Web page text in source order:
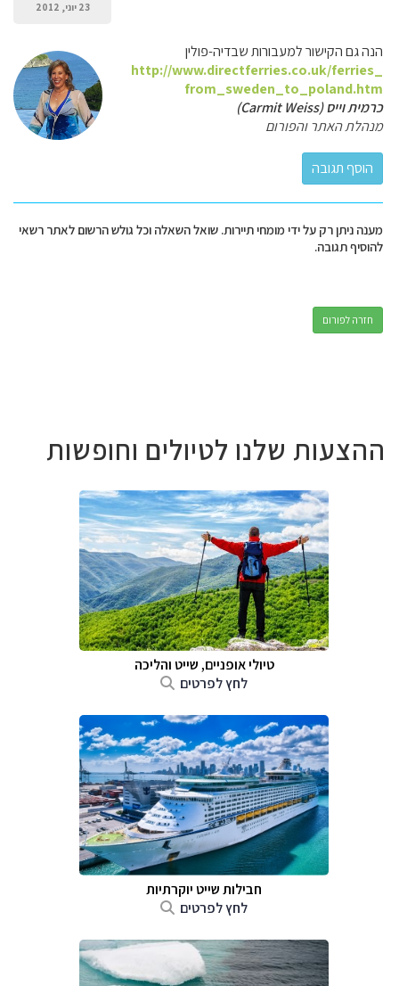
23 יוני, 2012
הנה גם הקישור למעבורות שבדיה-פולין
http://www.directferries.co.uk/ferries_
from_sweden_to_poland.htm
כרמית וייס (Carmit Weiss)
מנהלת האתר והפורום
מענה ניתן רק על ידי מומחי תיירות. שואל השאלה וכל גולש הרשום לאתר רשאי
להוסיף תגובה.
חזרה לפורום
ההצעות שלנו לטיולים וחופשות
טיולי אופניים, שייט והליכה
לחץ לפרטים
חבילות שייט יוקרתיות
לחץ לפרטים